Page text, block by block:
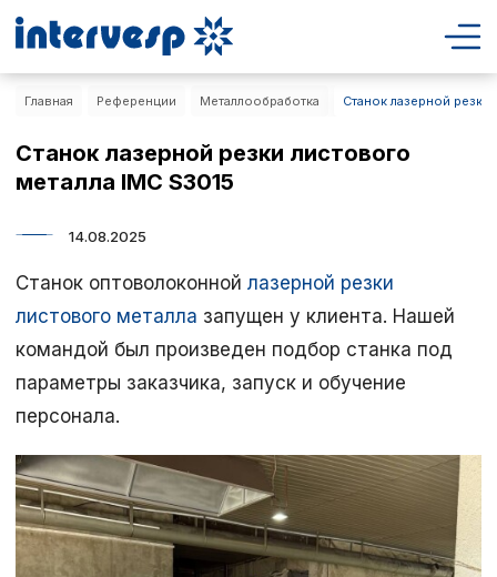
Главная Референции Металлообработка Станок лазерной резки
Станок лазерной резки листового
металла IMC S3015
14.08.2025
Станок оптоволоконной лазерной резки
листового металла запущен у клиента. Нашей
командой был произведен подбор станка под
параметры заказчика, запуск и обучение
персонала.